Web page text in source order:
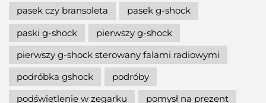
pasek czy bransoleta
pasek g-shock
paski g-shock
pierwszy g-shock
pierwszy g-shock sterowany falami radiowymi
podróbka gshock
podróby
podświetlenie w zegarku
pomysł na prezent